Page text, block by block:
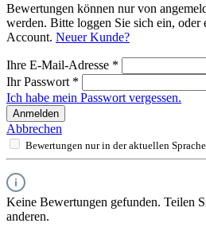
Bewertungen können nur von
werden. Bitte loggen Sie sich ein, oder
Account. Neuer Kunde?
Ihre E-Mail-Adresse *
Ihr Passwort *
Ich habe mein Passwort vergessen.
Anmelden
Abbrechen
Bewertungen nur in der aktuellen Sprache
Keine Bewertungen gefunden. Teilen
anderen.